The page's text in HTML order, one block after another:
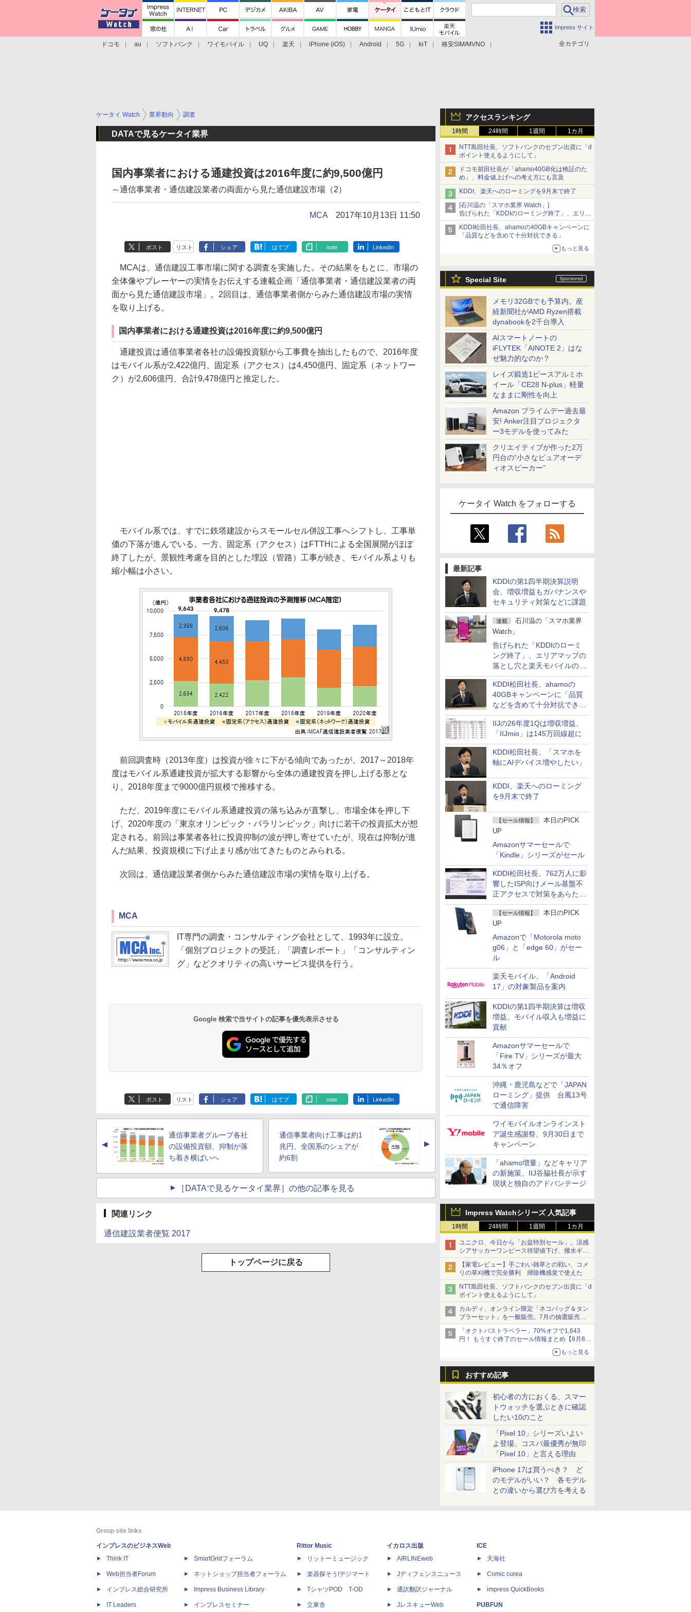
Impress サイト
全カテゴリ
ドコモ au ソフトバンク ワイモバイル UQ 楽天 iPhone (iOS) Android 5G IoT
格安SIM/MVNO
アクセスランキング
1時間 24時間 1週間 1カ月
NTT島田社長、ソフトバンクのセブン出資に「d
ポイント使えるようにして」
ドコモ前田社長が「ahamo40GB化は検証のた
め」、料金値上げへの考え方にも言及
KDDI、楽天へのローミングを9月末で終了
[石川温の「スマホ業界 Watch」]
告げられた「KDDIのローミング終了」、エリア
マップの落とし穴と楽天モバイルの課題
KDDI松田社長、ahamoの40GBキャンペーンに
「品質などを含めて十分対抗できる」
もっと見る
Special Site
メモリ32GBでも予算内。産
経新聞社がAMD Ryzen搭載
dynabookを2千台導入
AIスマートノートの
iFLYTEK「AINOTE 2」はな
ぜ魅力的なのか？
レイズ鍛造1ピースアルミホ
イール「CE28 N-plus」軽量
なままに剛性を向上
Amazon プライムデー過去最
安! Anker注目プロジェクタ
ー3モデルを使ってみた
クリエイティブが作った2万
円台の“小さなピュアオーデ
ィオスピーカー”
ケータイ Watch をフォローする
最新記事
KDDIの第1四半期決算説明
会、増収増益もガバナンスや
セキュリティ対策などに課題
連載
石川温の「スマホ業界
Watch」
告げられた「KDDIのローミ
ング終了」、エリアマップの
落とし穴と楽天モバイルの課
題
KDDI松田社長、ahamoの
40GBキャンペーンに「品質
などを含めて十分対抗でき
る」
IIJの26年度1Qは増収増益、
「IIJmio」は145万回線超に
KDDI松田社長、「スマホを
軸にAIデバイス増やしたい」
KDDI、楽天へのローミング
を9月末で終了
【セール情報】
本日のPICK
UP
Amazonサマーセールで
「Kindle」シリーズがセール
KDDI松田社長、762万人に影
響したISP向けメール基盤不
正アクセスで対策をあらため
て説明
【セール情報】
本日のPICK
UP
Amazonで「Motorola moto
g06」と「edge 60」がセー
ル
楽天モバイル、「Android
17」の対象製品を案内
KDDIの第1四半期決算は増収
増益、モバイル収入も増益に
貢献
Amazonサマーセールで
「Fire TV」シリーズが最大
34％オフ
沖縄・鹿児島などで「JAPAN
ローミング」提供 台風13号
で通信障害
ワイモバイルオンラインスト
ア誕生感謝祭、9月30日まで
キャンペーン
「ahamo増量」などキャリア
の新施策、IIJ谷脇社長が示す
現状と独自のアドバンテージ
Impress Watchシリーズ 人気記事
1時間 24時間 1週間 1カ月
ユニクロ、今日から「お盆特別セール」。涼感
シアサッカーワンピース待望値下げ、撥水ギア
ショーツは1990円に
【家電レビュー】手ごわい雑草との戦い、コメ
リの草刈機で完全勝利 掃除機感覚で使えた
NTT島田社長、ソフトバンクのセブン出資に「d
ポイント使えるようにして」
カルディ、オンライン限定「ネコバッグ＆タン
ブラーセット」を一般販売。7月の抽選販売の
当選無効分
「オクトパストラベラー」70%オフで1,643
円！ もうすぐ終了のセール情報まとめ【8月8日
ニンテンドーeショップでは「大神 絶景版」が
もっと見る
おすすめ記事
初心者の方におくる、スマー
トウォッチを選ぶときに確認
したい10のこと
「Pixel 10」シリーズいよい
よ登場、コスパ最優秀が無印
「Pixel 10」と言える理由
iPhone 17は買うべき？ ど
のモデルがいい？ 各モデル
との違いから選び方を考える
ケータイ Watch 業界動向 調査
DATAで見るケータイ業界
国内事業者における通建投資は2016年度に約9,500億円
～通信事業者・通信建設業者の両面から見た通信建設市場（2）
MCA 2017年10月13日 11:50
ポスト リスト シェア はてブ note LinkedIn
MCAは、通信建設工事市場に関する調査を実施した。その結果をもとに、市場の
全体像やプレーヤーの実情をお伝えする連載企画「通信事業者・通信建設業者の両
面から見た通信建設市場」。2回目は、通信事業者側からみた通信建設市場の実情
を取り上げる。
国内事業者における通建投資は2016年度に約9,500億円
通建投資は通信事業者各社の設備投資額から工事費を抽出したもので、2016年度
はモバイル系が2,422億円、固定系（アクセス）は4,450億円、固定系（ネットワー
ク）が2,606億円、合計9,478億円と推定した。
モバイル系では、すでに鉄塔建設からスモールセル併設工事へシフトし、工事単
価の下落が進んでいる。一方、固定系（アクセス）はFTTHによる全国展開がほぼ
終了したが、景観性考慮を目的とした埋設（管路）工事が続き、モバイル系よりも
縮小幅は小さい。
前回調査時（2013年度）は投資が徐々に下がる傾向であったが、2017～2018年
度はモバイル系通建投資が拡大する影響から全体の通建投資を押し上げる形とな
り、2018年度まで9000億円規模で推移する。
ただ、2019年度にモバイル系通建投資の落ち込みが直撃し、市場全体を押し下
げ、2020年度の「東京オリンピック・パラリンピック」向けに若干の投資拡大が想
定される。前回は事業者各社に投資抑制の波が押し寄せていたが、現在は抑制が進
んだ結果、投資規模に下げ止まり感が出てきたものとみられる。
次回は、通信建設業者側からみた通信建設市場の実情を取り上げる。
MCA
IT専門の調査・コンサルティング会社として、1993年に設立。
「個別プロジェクトの受託」「調査レポート」「コンサルティン
グ」などクオリティの高いサービス提供を行う。
Google 検索で当サイトの記事を優先表示させる
ポスト リスト シェア はてブ note LinkedIn
▲
通信事業者グループ各社
の設備投資額、抑制が落
ち着き横ばいへ
通信事業者向け工事は約1
兆円、全国系のシェアが
約6割
▲
［DATAで見るケータイ業界］の他の記事を見る
関連リンク
通信建設業者便覧 2017
トップページに戻る
Group site links
インプレスのビジネスWeb
Think IT
Web担当者Forum
インプレス総合研究所
IT Leaders
SmartGridフォーラム
ネットショップ担当者フォーラム
Impress Business Library
インプレスセミナー
Rittor Music
リットーミュージック
楽器探そう!デジマート
TシャツPOD T-OD
立東舎
イカロス出版
AIRLINEweb
Jディフェンスニュース
通訳翻訳ジャーナル
JレスキューWeb
ICE
天海社
Comic curea
impress QuickBooks
PUBFUN